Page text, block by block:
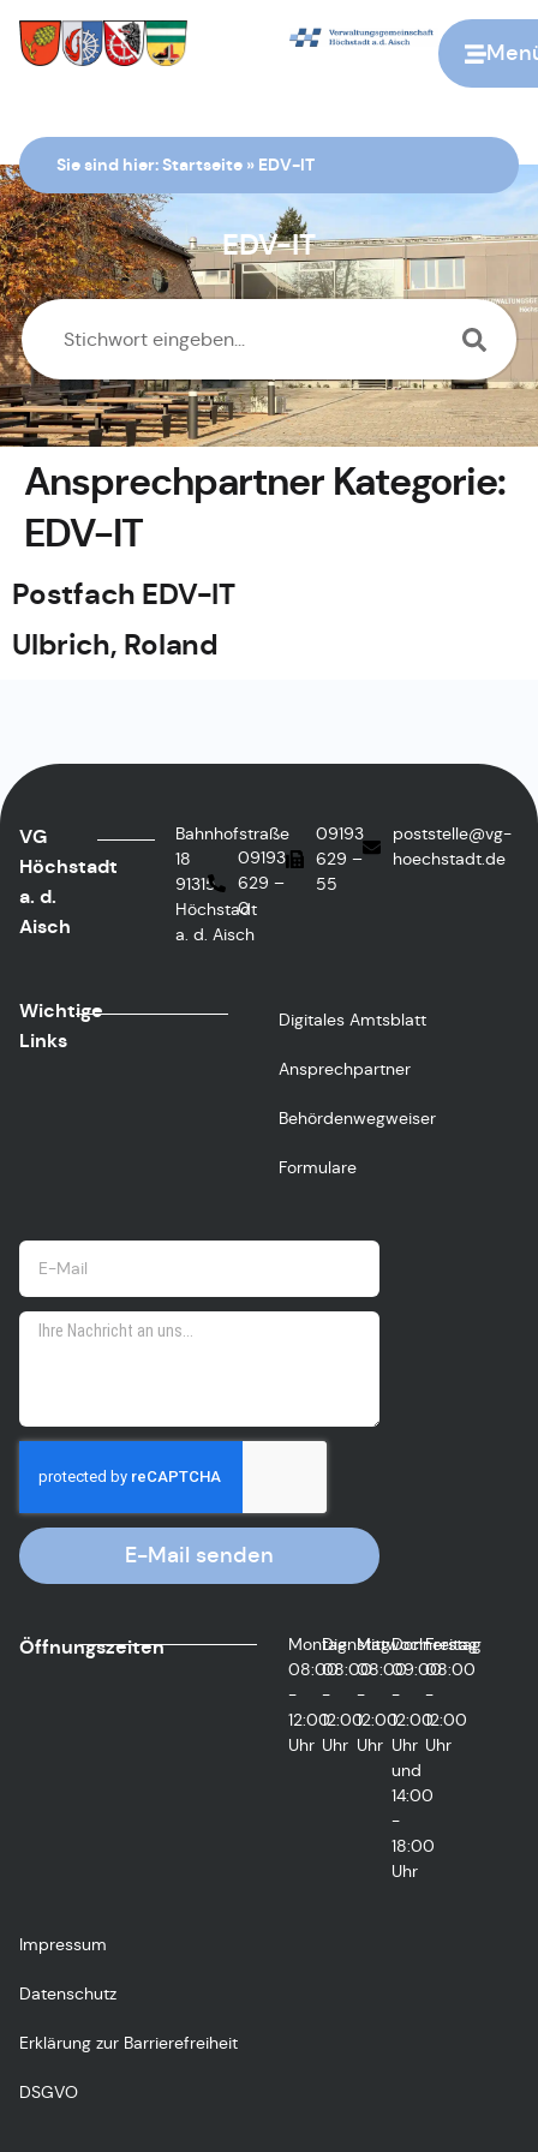
Sie sind hier:Startseite » EDV-IT
EDV-IT
Ansprechpartner Kategorie:
EDV-IT
Postfach EDV-IT
Ulbrich, Roland
VG
Höchstadt
a. d.
Aisch
Bahnhofstraße
18
91315
Höchstadt
a. d. Aisch
09193
629 –
0
09193
629 –
55
poststelle@vg-
hoechstadt.de
Wichtige
Links
Digitales Amtsblatt
Ansprechpartner
Behördenwegweiser
Formulare
E-Mail senden
Öffnungszeiten
Montag
08:00
-
12:00
Uhr
Dienstag
08:00
-
12:00
Uhr
Mittwoch
08:00
-
12:00
Uhr
Donnerstag
09:00
-
12:00
Uhr
und
14:00
-
18:00
Uhr
Freitag
08:00
-
12:00
Uhr
Impressum
Datenschutz
Erklärung zur Barrierefreiheit
DSGVO